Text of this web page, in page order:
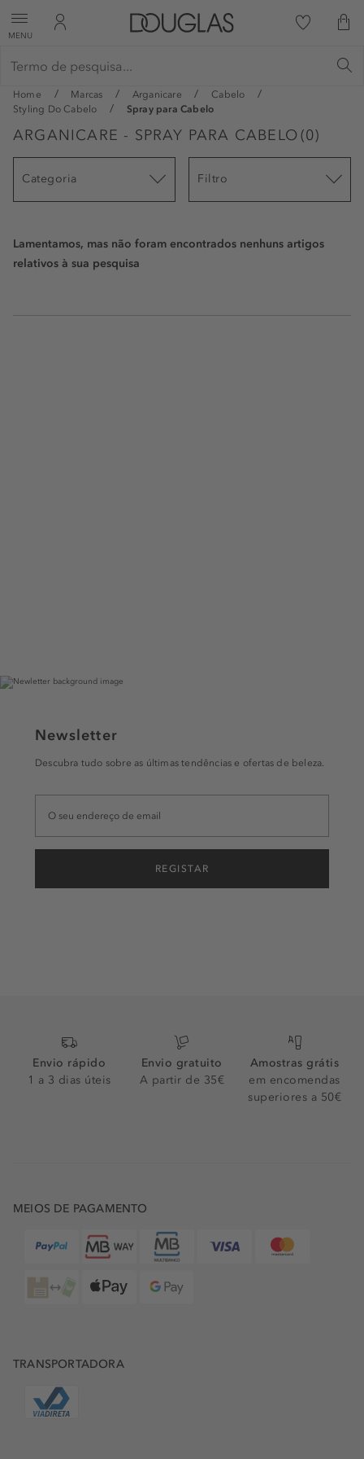
MENU
Home Marcas Arganicare
Cabelo
Styling Do Cabelo
Spray para Cabelo
ARGANICARE - SPRAY PARA CABELO (0)
Categoria Filtro
Lamentamos, mas não foram encontrados nenhuns artigos
relativos à sua pesquisa
Newsletter
Descubra tudo sobre as últimas tendências e ofertas de beleza.
REGISTAR
Envio rápido
1 a 3 dias úteis
Envio gratuito
A partir de 35€
Amostras grátis
em encomendas
superiores a 50€
MEIOS DE PAGAMENTO
TRANSPORTADORA